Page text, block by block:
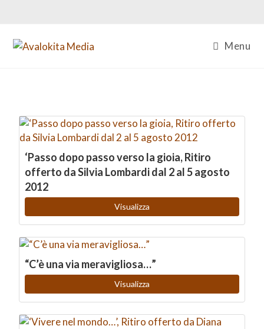
Menu
‘Passo dopo passo verso la gioia, Ritiro
offerto da Silvia Lombardi dal 2 al 5 agosto
2012
Visualizza
“C’è una via meravigliosa…”
Visualizza